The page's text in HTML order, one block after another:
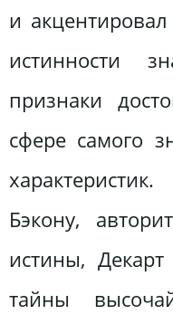
и
истинности
признаки
сфере самого
Бэкону,
истины,
тайны